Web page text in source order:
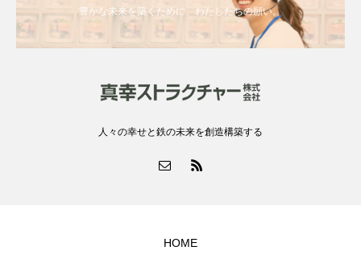
豊かな未来を築くために。わたしたちの願い。
人々の幸せと鉄の未来を創造構築する
HOME